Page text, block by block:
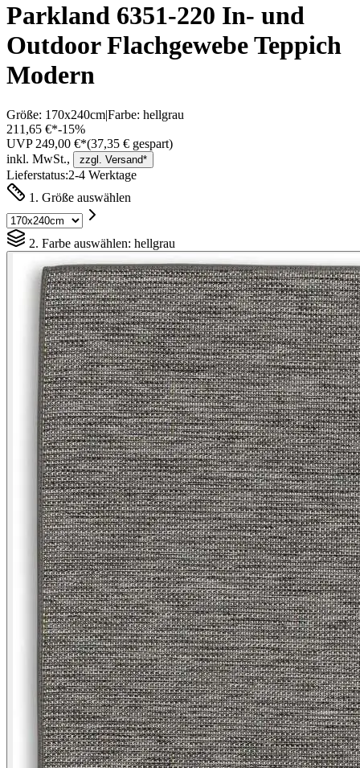
Parkland 6351-220 In- und
Outdoor Flachgewebe Teppich
Modern
Größe: 170x240cm|Farbe: hellgrau
211,65 €*-15%
UVP 249,00 €*(37,35 € gespart)
inkl. MwSt.,
zzgl. Versand*
Lieferstatus:2-4 Werktage
1. Größe auswählen
2. Farbe auswählen: hellgrau